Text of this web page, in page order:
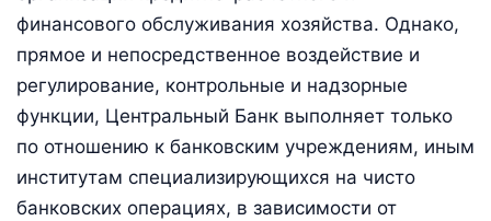
финансового обслуживания хозяйства. Однако,
прямое и непосредственное воздействие и
регулирование, контрольные и надзорные
функции, Центральный Банк выполняет только
по отношению к банковским учреждениям, иным
институтам специализирующихся на чисто
банковских операциях, в зависимости от